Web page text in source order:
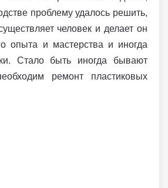
проблему удалось решить,
человек и делает он
опыта и мастерства и иногда
Стало быть иногда бывают
ремонт пластиковых